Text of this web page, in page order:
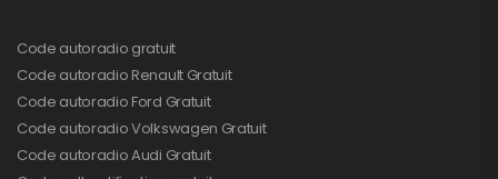
Code autoradio gratuit
Code autoradio Renault Gratuit
Code autoradio Ford Gratuit
Code autoradio Volkswagen Gratuit
Code autoradio Audi Gratuit